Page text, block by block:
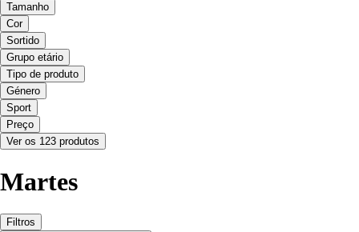
Tamanho
Cor
Sortido
Grupo etário
Tipo de produto
Género
Sport
Preço
Ver os 123 produtos
Martes
Filtros